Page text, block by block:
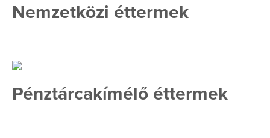
Nemzetközi éttermek
Pénztárcakímélő éttermek